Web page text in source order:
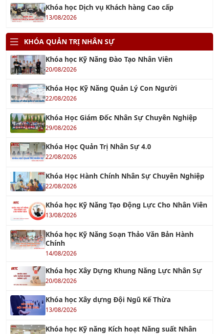
13/08/2026
Khóa học Kỹ Năng Đào Tạo Nhân Viên
20/08/2026
22/08/2026
29/08/2026
22/08/2026
22/08/2026
13/08/2026
Chính
14/08/2026
Khóa học Xây Dựng Khung Năng Lực Nhân Sự
20/08/2026
13/08/2026
viên